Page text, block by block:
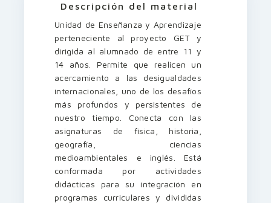
Descripción del material
Unidad de Enseñanza y Aprendizaje
perteneciente al proyecto GET y
dirigida al alumnado de entre 11 y
14 años. Permite que realicen un
acercamiento a las desigualdades
internacionales, uno de los desafíos
más profundos y persistentes de
nuestro tiempo. Conecta con las
asignaturas de física, historia,
geografía, ciencias
medioambientales e inglés. Está
conformada por actividades
didácticas para su integración en
programas curriculares y divididas